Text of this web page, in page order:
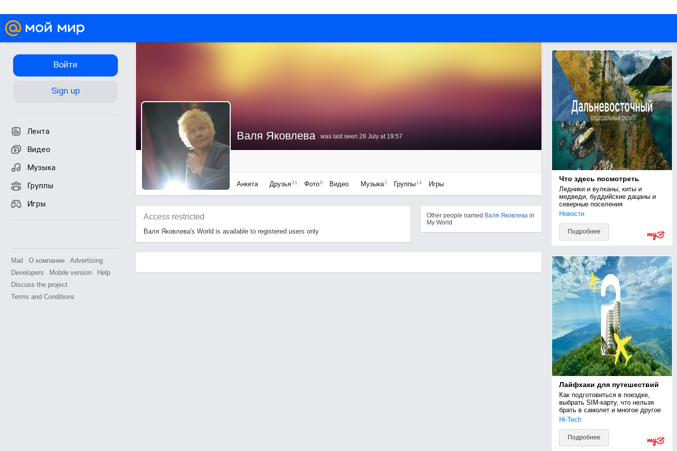
Войти
Sign up
Лента
Видео
Музыка
Группы
Игры
Mail О компании
Advertising
Developers
Mobile version
Help
Discuss the project
Terms and Conditions
Валя Яковлева was last seen 28 July at 19:57
Анкета Друзья31 Фото8 Видео Музыка2 Группы 14 Игры
Access restricted
Валя Яковлева's World is available to registered users only
Что здесь посмотреть
Ледники и вулканы, киты и
медведи, буддийские дацаны и
северные поселения
Новости
Подробнее
Лайфхаки для путешествий
Как подготовиться в поездке,
выбрать SIM-карту, что нельзя
брать в самолет и многое другое
Hi-Tech
Подробнее
Other people named Валя Яковлеваin
My World